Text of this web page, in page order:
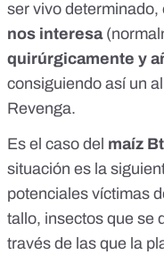
ser vivo determinado,
nos interesa
quirúrgicamente y
consiguiendo así un
Revenga.
Es el caso del maíz Bt
situación es la
potenciales víctimas
tallo, insectos que se
través de las que la